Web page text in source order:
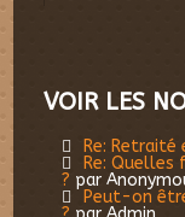
VOIR LES
Re:
Re:
? par
Peut-on